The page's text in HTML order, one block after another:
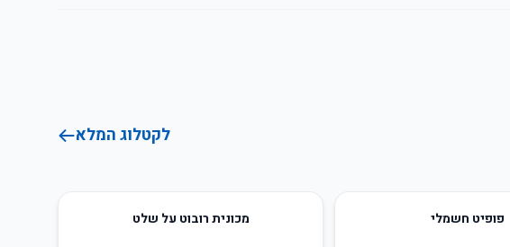
לקטלוג המלא
פופיט חשמלי מכונית רובוט על שלט